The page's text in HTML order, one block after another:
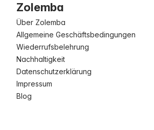
Zolemba
Über Zolemba
Allgemeine Geschäftsbedingungen
Wiederrufsbelehrung
Nachhaltigkeit
Datenschutzerklärung
Impressum
Blog